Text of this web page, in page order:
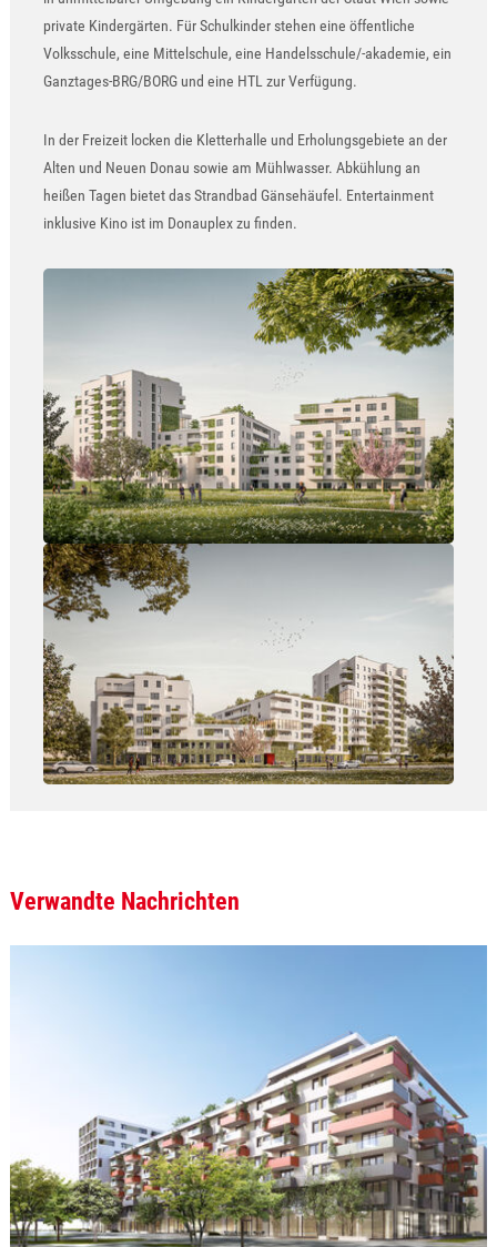
private Kindergärten. Für Schulkinder stehen eine öffentliche
Volksschule, eine Mittelschule, eine Handelsschule/-akademie, ein
Ganztages-BRG/BORG und eine HTL zur Verfügung.
In der Freizeit locken die Kletterhalle und Erholungsgebiete an der
Alten und Neuen Donau sowie am Mühlwasser. Abkühlung an
heißen Tagen bietet das Strandbad Gänsehäufel. Entertainment
inklusive Kino ist im Donauplex zu finden.
Show larger version
Show larger version
Verwandte Nachrichten